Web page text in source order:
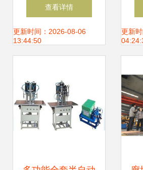
二代 91键茶轴 机
查看详情
更新时间：2026-08-06
13:44:50
化
更新